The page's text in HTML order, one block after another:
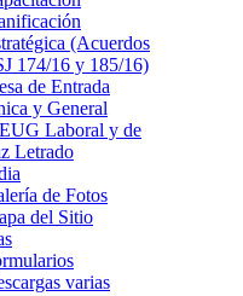
(Acuerdos
174/16 y 185/16)
de Entrada
y General
Laboral y de
Letrado
de Fotos
del Sitio
varias